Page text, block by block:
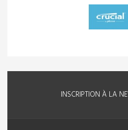
INSCRIPTION À LA